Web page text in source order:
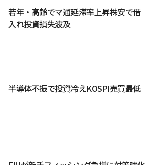
若年・高齢でマ通延滞率上昇株安で借
入れ投資損失波及
半導体不振で投資冷えKOSPI売買最低